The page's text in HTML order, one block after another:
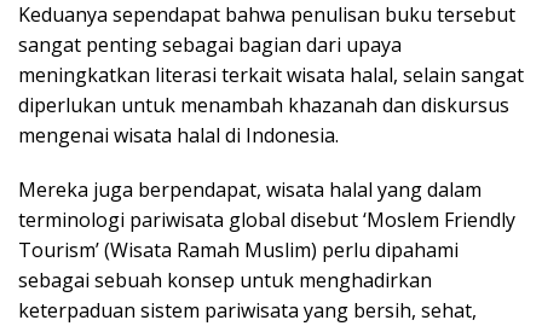
Keduanya sependapat bahwa penulisan buku tersebut
sangat penting sebagai bagian dari upaya
meningkatkan literasi terkait wisata halal, selain sangat
diperlukan untuk menambah khazanah dan diskursus
mengenai wisata halal di Indonesia.
Mereka juga berpendapat, wisata halal yang dalam
terminologi pariwisata global disebut ‘Moslem Friendly
Tourism’ (Wisata Ramah Muslim) perlu dipahami
sebagai sebuah konsep untuk menghadirkan
keterpaduan sistem pariwisata yang bersih, sehat,